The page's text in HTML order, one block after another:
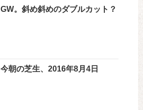
GW。斜め斜めのダブルカット？
今朝の芝生、2016年8月4日